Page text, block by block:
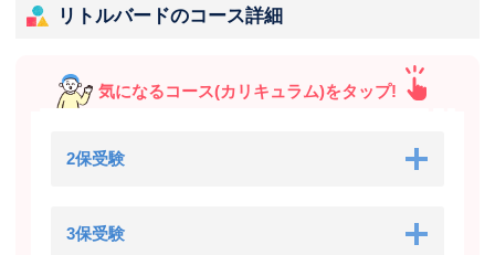
リトルバードのコース詳細
気になるコース(カリキュラム)をタップ!
2保受験
3保受験